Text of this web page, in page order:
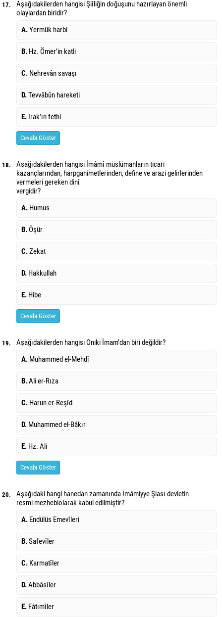
17.
Aşağıdakilerden hangisi Şiîliğin doğuşunu hazırlayan önemli
olaylardan biridir?
A.Yermük harbi
B. Hz. Ömer’in katli
C. Nehrevân savaşı
D.Tevvâbûn hareketi
E. Irak’ın fethi
Cevabı Göster
18.
Aşağıdakilerden hangisi İmâmî müslümanların ticari
kazançlarından, harpganimetlerinden, define ve arazi gelirlerinden
vermeleri gereken dinî
vergidir?
A. Humus
B. Öşür
C.Zekat
D. Hakkullah
E. Hibe
Cevabı Göster
19.
Aşağıdakilerden hangisi Oniki İmam’dan biri değildir?
A. Muhammed el-Mehdî
B.Ali er-Rıza
C. Harun er-Reşîd
D. Muhammed el-Bâkır
E. Hz. Ali
Cevabı Göster
20.
Aşağıdaki hangi hanedan zamanında İmâmiyye Şiası devletin
resmi mezhebiolarak kabul edilmiştir?
A. Endülüs Emevîleri
B.Safevîler
C. Karmatîler
D.Abbâsîler
E. Fâtımîler